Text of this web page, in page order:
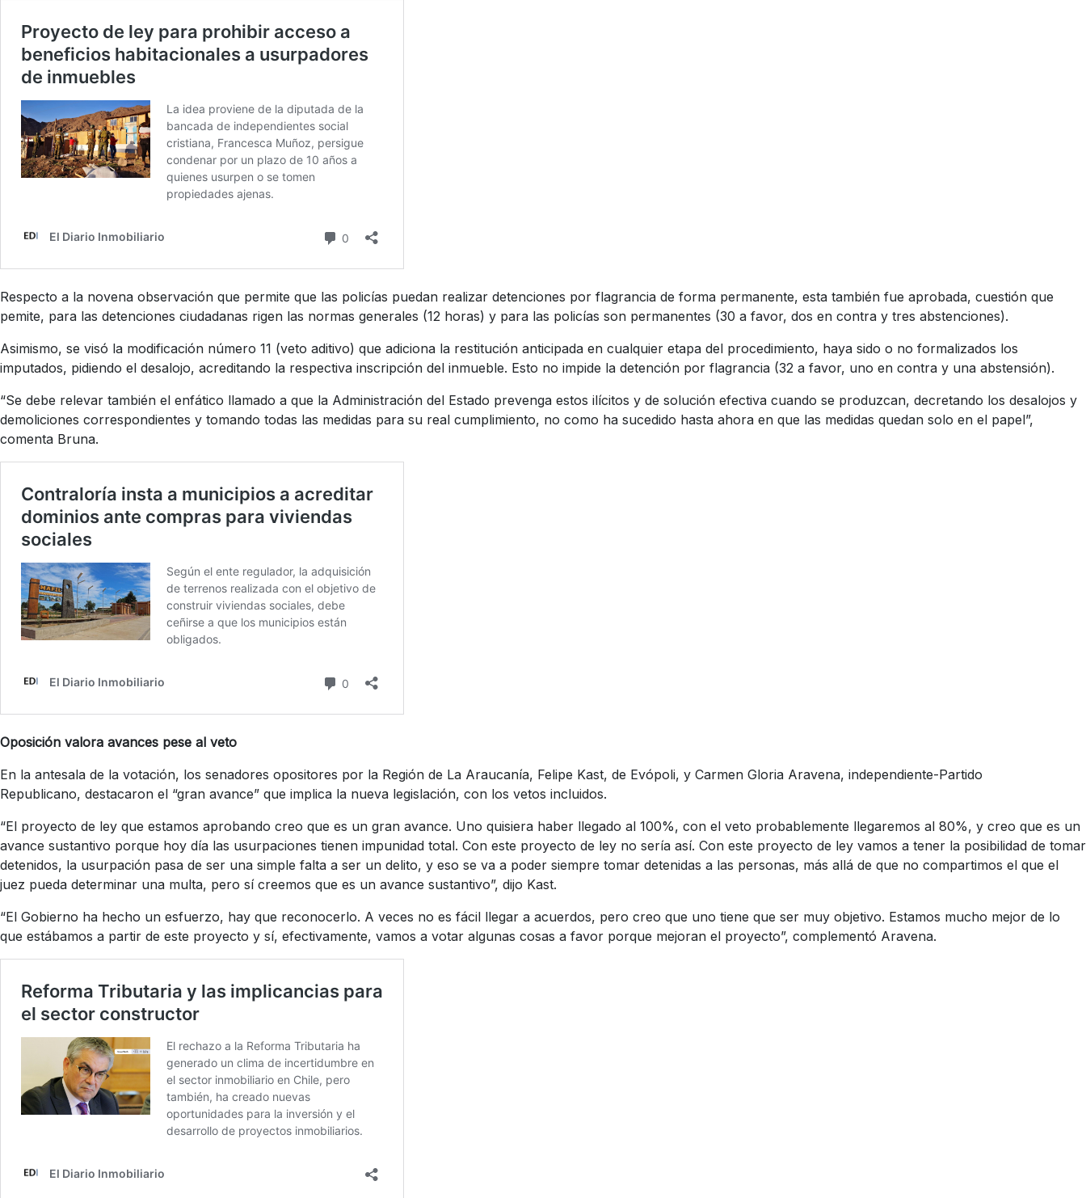
Respecto a la novena observación que permite que las policías puedan realizar detenciones por flagrancia de forma permanente, esta también fue aprobada, cuestión que
pemite, para las detenciones ciudadanas rigen las normas generales (12 horas) y para las policías son permanentes (30 a favor, dos en contra y tres abstenciones).
Asimismo, se visó la modificación número 11 (veto aditivo) que adiciona la restitución anticipada en cualquier etapa del procedimiento, haya sido o no formalizados los
imputados, pidiendo el desalojo, acreditando la respectiva inscripción del inmueble. Esto no impide la detención por flagrancia (32 a favor, uno en contra y una abstensión).
“Se debe relevar también el enfático llamado a que la Administración del Estado prevenga estos ilícitos y de solución efectiva cuando se produzcan, decretando los desalojos y
demoliciones correspondientes y tomando todas las medidas para su real cumplimiento, no como ha sucedido hasta ahora en que las medidas quedan solo en el papel”,
comenta Bruna.
Oposición valora avances pese al veto
En la antesala de la votación, los senadores opositores por la Región de La Araucanía, Felipe Kast, de Evópoli, y Carmen Gloria Aravena, independiente-Partido
Republicano, destacaron el “gran avance” que implica la nueva legislación, con los vetos incluidos.
“El proyecto de ley que estamos aprobando creo que es un gran avance. Uno quisiera haber llegado al 100%, con el veto probablemente llegaremos al 80%, y creo que es un
avance sustantivo porque hoy día las usurpaciones tienen impunidad total. Con este proyecto de ley no sería así. Con este proyecto de ley vamos a tener la posibilidad de tomar
detenidos, la usurpación pasa de ser una simple falta a ser un delito, y eso se va a poder siempre tomar detenidas a las personas, más allá de que no compartimos el que el
juez pueda determinar una multa, pero sí creemos que es un avance sustantivo”, dijo Kast.
“El Gobierno ha hecho un esfuerzo, hay que reconocerlo. A veces no es fácil llegar a acuerdos, pero creo que uno tiene que ser muy objetivo. Estamos mucho mejor de lo
que estábamos a partir de este proyecto y sí, efectivamente, vamos a votar algunas cosas a favor porque mejoran el proyecto”, complementó Aravena.